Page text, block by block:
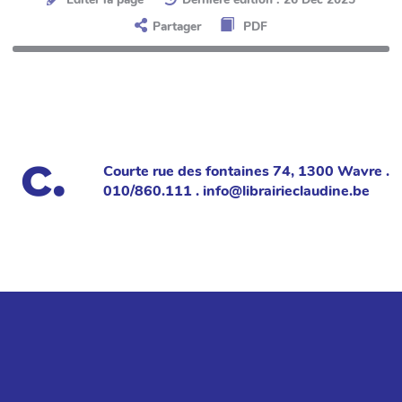
Partager
PDF
Courte rue des fontaines 74, 1300 Wavre .
010/860.111 . info@librairieclaudine.be